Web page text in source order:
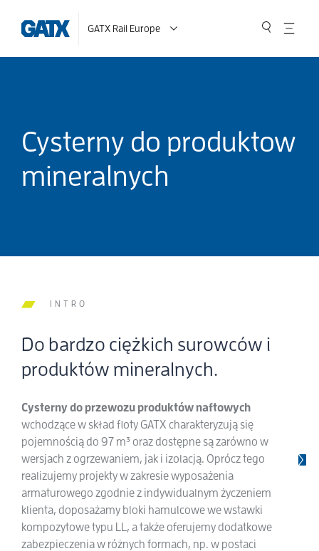
GATX Rail Europe
Cysterny do produktow
mineralnych
INTRO
Do bardzo ciężkich surowców i
produktów mineralnych.
Cysterny do przewozu produktów naftowych
wchodzące w skład floty GATX charakteryzują się
pojemnością do 97 m³ oraz dostępne są zarówno w
wersjach z ogrzewaniem, jak i izolacją. Oprócz tego
realizujemy projekty w zakresie wyposażenia
armaturowego zgodnie z indywidualnym życzeniem
klienta, doposażamy bloki hamulcowe we wstawki
kompozytowe typu LL, a także oferujemy dodatkowe
zabezpieczenia w różnych formach, np. w postaci